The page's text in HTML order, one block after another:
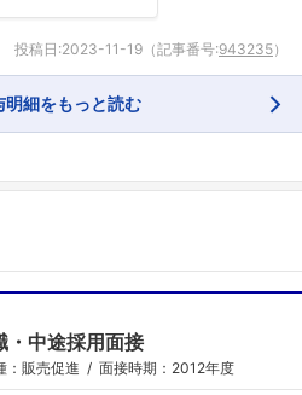
投稿日:2023-11-19 （記事番号:943235）
明細をもっと読む
・中途採用面接
：販売促進 面接時期：2012年度